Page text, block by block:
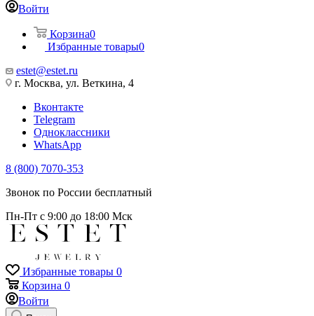
Войти
Корзина0
Избранные товары0
estet@estet.ru
г. Москва, ул. Веткина, 4
Вконтакте
Telegram
Одноклассники
WhatsApp
8 (800) 7070-353
Звонок по России бесплатный
Пн-Пт с 9:00 до 18:00 Мск
Избранные товары 0
Корзина 0
Войти